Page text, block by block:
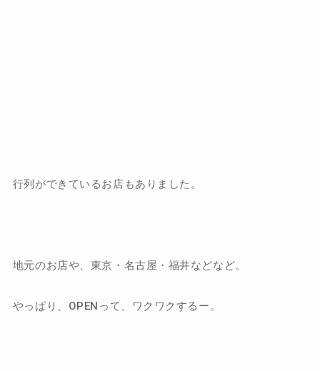
行列ができているお店もありました。
地元のお店や、東京・名古屋・福井などなど。
やっぱり、OPENって、ワクワクするー。